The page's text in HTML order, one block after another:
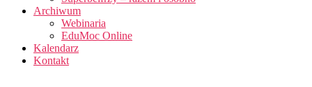
Archiwum
Webinaria
EduMoc Online
Kalendarz
Kontakt